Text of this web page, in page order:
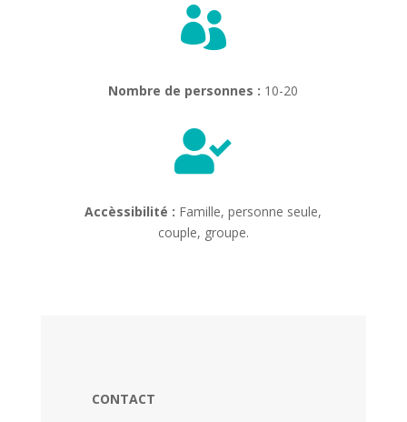

Nombre de personnes : 10-20

Accèssibilité : Famille, personne seule,
couple, groupe.
CONTACT